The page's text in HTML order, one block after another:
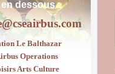
dessous :
Le Balthazar
Operations
Arts Culture